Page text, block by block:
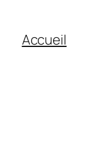
Accueil